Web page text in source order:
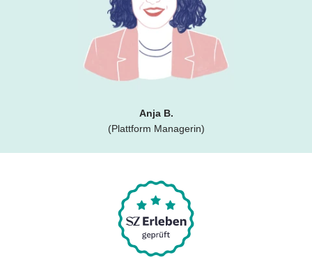
Anja B.
(Plattform Managerin)